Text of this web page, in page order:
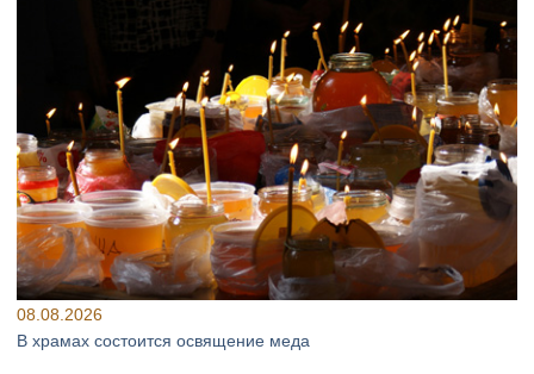
08.08.2026
В храмах состоится освящение меда